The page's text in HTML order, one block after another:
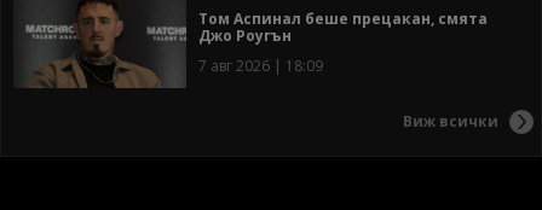
Том Аспинал беше прецакан, смята
Джо Роугън
7 авг 2026 | 18:09
Виж всички